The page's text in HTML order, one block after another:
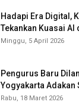
Hadapi Era Digital,
Tekankan Kuasai AI
Minggu, 5 April 2026
Pengurus Baru
Yogyakarta Adakan
Rabu, 18 Maret 2026